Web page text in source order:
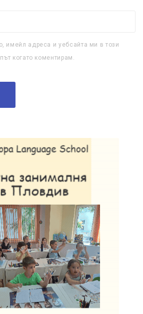
имейл адреса и уебсайта ми в този
когато коментирам.